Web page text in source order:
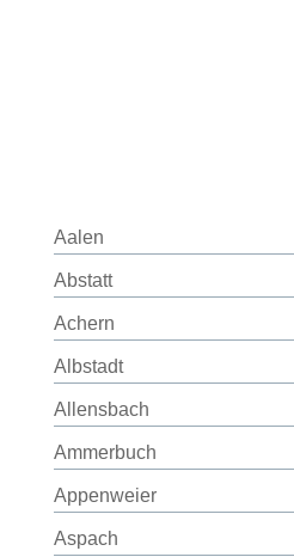
Aalen
Abstatt
Achern
Albstadt
Allensbach
Ammerbuch
Appenweier
Aspach